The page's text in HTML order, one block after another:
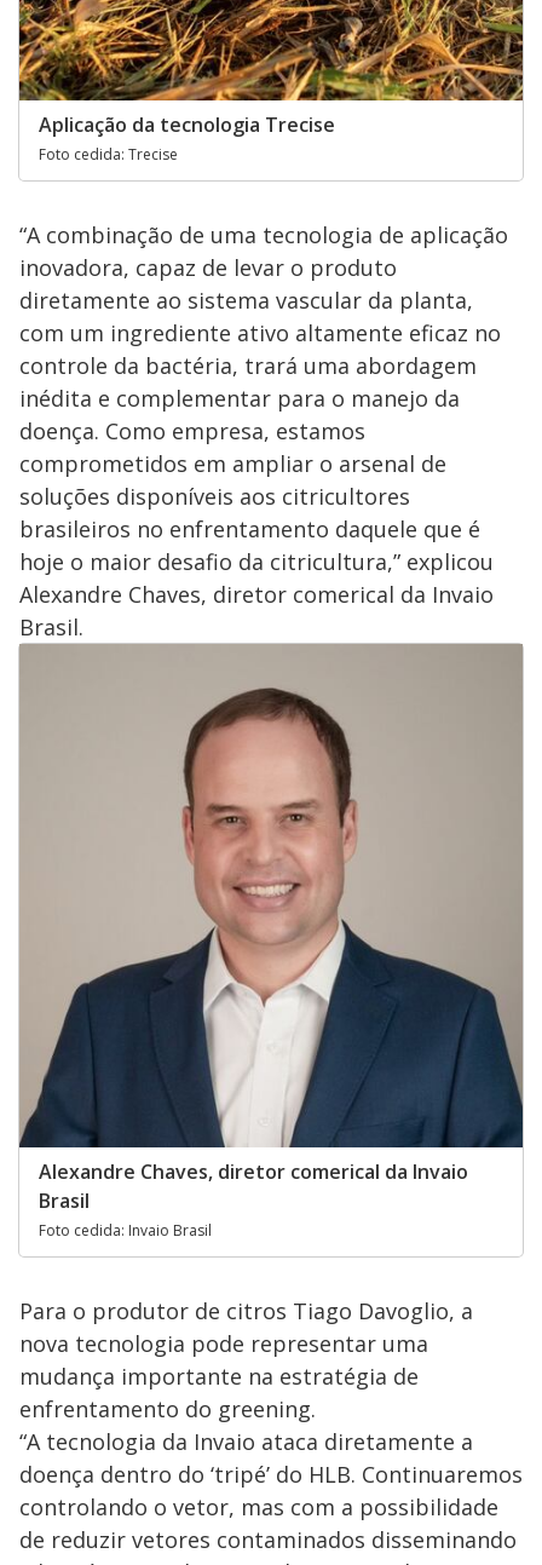
Aplicação da tecnologia Trecise
Foto cedida: Trecise
“A combinação de uma tecnologia de aplicação
inovadora, capaz de levar o produto
diretamente ao sistema vascular da planta,
com um ingrediente ativo altamente eficaz no
controle da bactéria, trará uma abordagem
inédita e complementar para o manejo da
doença. Como empresa, estamos
comprometidos em ampliar o arsenal de
soluções disponíveis aos citricultores
brasileiros no enfrentamento daquele que é
hoje o maior desafio da citricultura,” explicou
Alexandre Chaves, diretor comerical da Invaio
Brasil.
Alexandre Chaves, diretor comerical da Invaio
Brasil
Foto cedida: Invaio Brasil
Para o produtor de citros Tiago Davoglio, a
nova tecnologia pode representar uma
mudança importante na estratégia de
enfrentamento do greening.
“A tecnologia da Invaio ataca diretamente a
doença dentro do ‘tripé’ do HLB. Continuaremos
controlando o vetor, mas com a possibilidade
de reduzir vetores contaminados disseminando